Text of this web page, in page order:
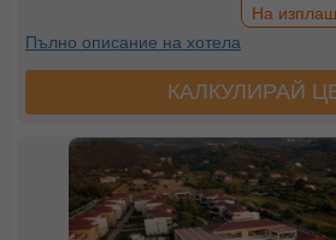
На
Пълно описание на хотела
КАЛКУЛИРАЙ